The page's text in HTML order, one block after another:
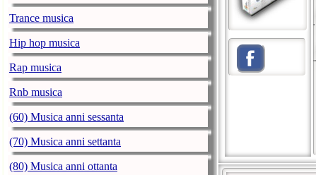
Trance musica
Hip hop musica
Rap musica
Rnb musica
(60) Musica anni sessanta
(70) Musica anni settanta
(80) Musica anni ottanta